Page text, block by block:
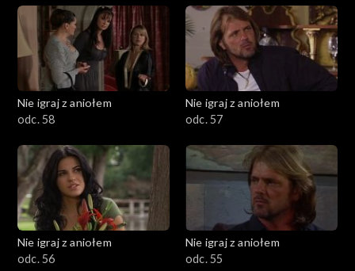
Nie igraj z aniołem
odc. 58
Nie igraj z aniołem
odc. 57
Nie igraj z aniołem
odc. 56
Nie igraj z aniołem
odc. 55